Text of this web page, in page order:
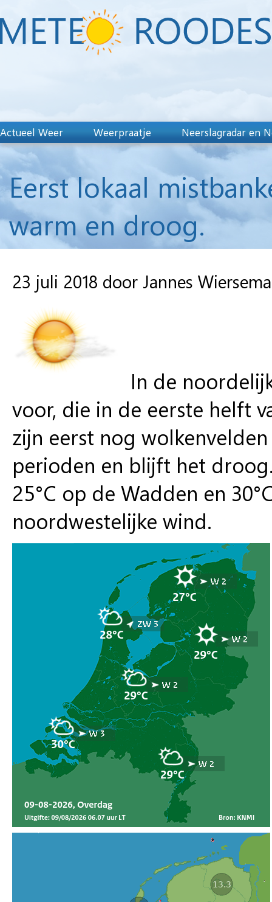
Actueel Weer Weerpraatje Neerslagradar en
Eerst lokaal
warm en droog.
23 juli 2018 door Jannes Wiersema
In de
voor, die in de eerste helft
zijn eerst nog
perioden en blijft het
25°C op de Wadden en
noordwestelijke wind.